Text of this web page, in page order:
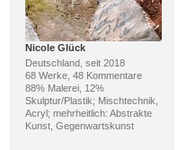
Nicole Glück
Deutschland, seit 2018
68 Werke, 48 Kommentare
88% Malerei, 12%
Skulptur/Plastik; Mischtechnik,
Acryl; mehrheitlich: Abstrakte
Kunst, Gegenwartskunst